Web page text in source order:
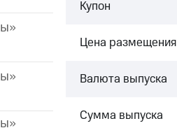
Купон
Цена размещения
Валюта выпуска
Сумма выпуска